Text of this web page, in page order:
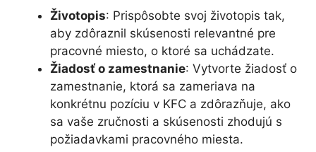
Životopis: Prispôsobte svoj životopis tak,
aby zdôraznil skúsenosti relevantné pre
pracovné miesto, o ktoré sa uchádzate.
Žiadosť o zamestnanie: Vytvorte žiadosť o
zamestnanie, ktorá sa zameriava na
konkrétnu pozíciu v KFC a zdôrazňuje, ako
sa vaše zručnosti a skúsenosti zhodujú s
požiadavkami pracovného miesta.